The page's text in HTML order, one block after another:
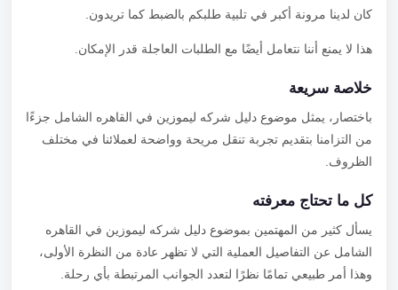
كان لدينا مرونة أكبر في تلبية طلبكم بالضبط كما تريدون.
هذا لا يمنع أننا نتعامل أيضًا مع الطلبات العاجلة قدر الإمكان.
خلاصة سريعة
باختصار، يمثل موضوع دليل شركه ليموزين في القاهره الشامل جزءًا
من التزامنا بتقديم تجربة تنقل مريحة وواضحة لعملائنا في مختلف
الظروف.
كل ما تحتاج معرفته
يسأل كثير من المهتمين بموضوع دليل شركه ليموزين في القاهره
الشامل عن التفاصيل العملية التي لا تظهر عادة من النظرة الأولى،
وهذا أمر طبيعي تمامًا نظرًا لتعدد الجوانب المرتبطة بأي رحلة.